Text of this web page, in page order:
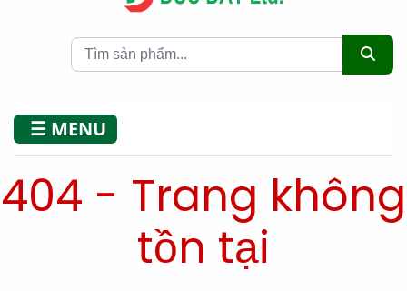
☰ MENU
404 - Trang không
tồn tại